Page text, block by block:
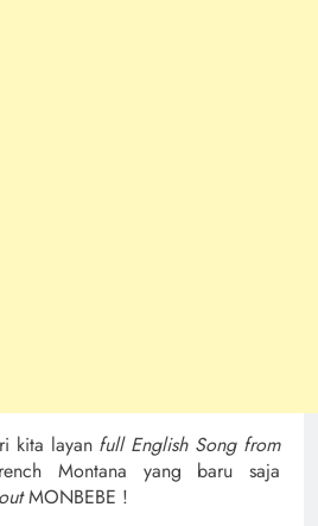
kita layan full English Song from
Montana yang baru saja
MONBEBE !